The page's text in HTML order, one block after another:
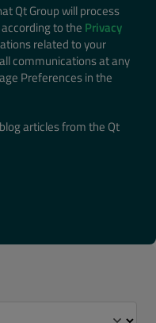
Qt Group will process
to the Privacy
related to your
communications at any
Preferences in the
articles from the Qt